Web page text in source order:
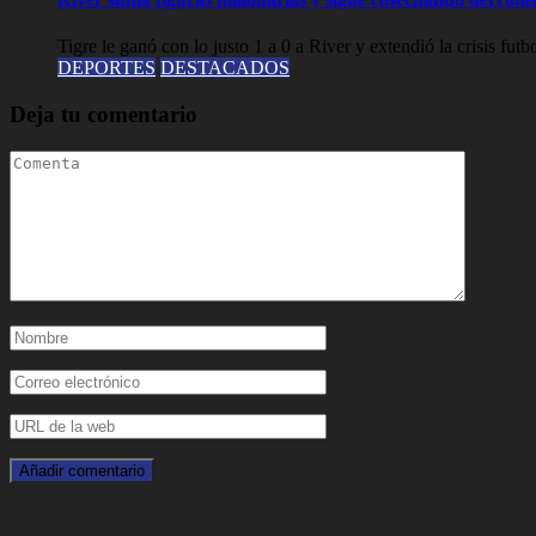
Tigre le ganó con lo justo 1 a 0 a River y extendió la crisis
DEPORTES DESTACADOS
Deja tu comentario